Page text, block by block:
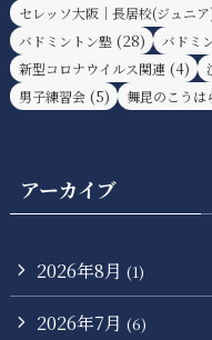
セレッソ大阪｜長居校(ジュニ
バドミントン塾 (28) バドミ
新型コロナウイルス関連 (4)
男子練習会 (5) 舞昆のこうは
アーカイブ
2026年8月 (1)
2026年7月 (6)